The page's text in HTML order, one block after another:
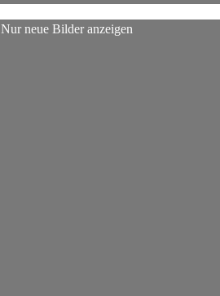
Nur neue Bilder anzeigen